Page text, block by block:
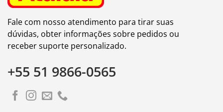
Fale com nosso atendimento para tirar suas
dúvidas, obter informações sobre pedidos ou
receber suporte personalizado.
+55 51 9866-0565